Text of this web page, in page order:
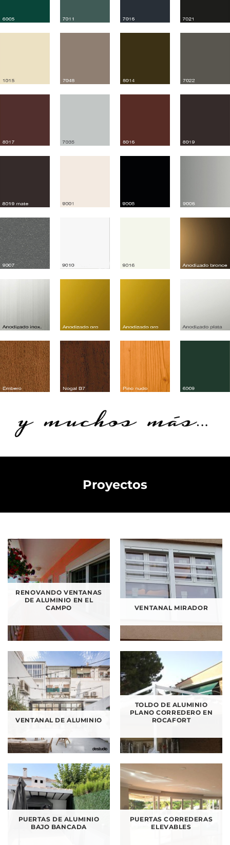
Proyectos
RENOVANDO VENTANAS
DE ALUMINIO EN EL
CAMPO
VENTANAL MIRADOR
VENTANAL DE ALUMINIO
TOLDO DE ALUMINIO
PLANO CORREDERO EN
ROCAFORT
PUERTAS DE ALUMINIO
BAJO BANCADA
PUERTAS CORREDERAS
ELEVABLES